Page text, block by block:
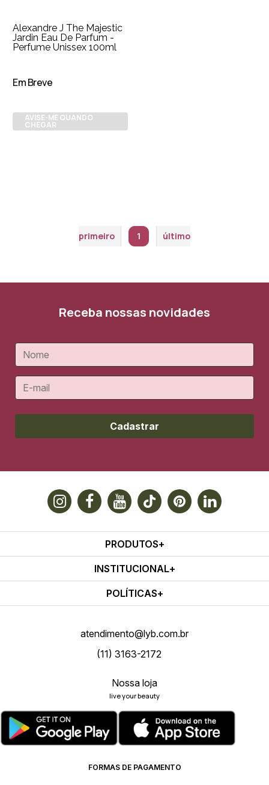
Alexandre J The Majestic
Jardin Eau De Parfum -
Perfume Unissex 100ml
Em Breve
AVISE-ME QUANDO
CHEGAR
primeiro 1 último
Receba nossas novidades
Cadastrar
PRODUTOS
INSTITUCIONAL
POLÍTICAS
atendimento@lyb.com.br
(11) 3163-2172
Nossa loja
live your beauty
FORMAS DE PAGAMENTO